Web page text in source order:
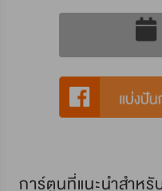
การ์ตูนที่แนะนำสำห